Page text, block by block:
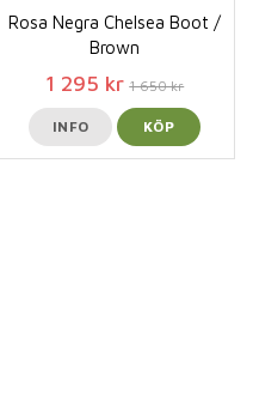
Rosa Negra Chelsea Boot /
Brown
1 295 kr 1 650 kr
INFO KÖP